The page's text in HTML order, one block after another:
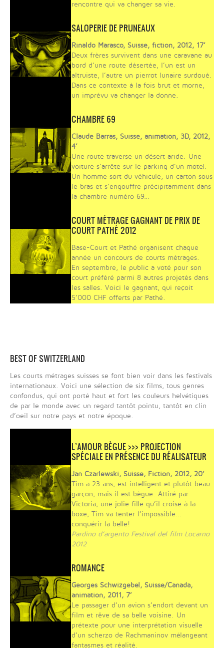
rencontre qui va changer sa vie.
SALOPERIE DE PRUNEAUX
Rinaldo Marasco, Suisse, fiction, 2012, 17’
Deux frères survivent dans une caravane au
bord d’une route désertée, l’un est un
altruiste, l’autre un pierrot lunaire surdoué.
Dans ce contexte à la fois brut et morne,
un imprévu va changer la donne.
CHAMBRE 69
Claude Barras, Suisse, animation, 3D, 2012,
4’
Une route traverse un désert aride. Une
voiture s’arrête sur le parking d’un motel.
Un homme sort du véhicule, un carton sous
le bras et s’engouffre précipitamment dans
la chambre numéro 69…
COURT MÉTRAGE GAGNANT DE PRIX DE
COURT PATHÉ 2012
Base-Court et Pathé organisent chaque
année un concours de courts métrages.
En septembre, le public a voté pour son
court préféré parmi 8 autres projetés dans
les salles. Voici le gagnant, qui reçoit
5’000 CHF offerts par Pathé.
BEST OF SWITZERLAND
Les courts métrages suisses se font bien voir dans les festivals
internationaux. Voici une sélection de six films, tous genres
confondus, qui ont porté haut et fort les couleurs helvétiques
de par le monde avec un regard tantôt pointu, tantôt en clin
d’oeil sur notre pays et notre époque.
L’AMOUR BÈGUE >>> PROJECTION
SPÉCIALE EN PRÉSENCE DU RÉALISATEUR
Jan Czarlewski, Suisse, Fiction, 2012, 20’
Tim a 23 ans, est intelligent et plutôt beau
garçon, mais il est bègue. Attiré par
Victoria, une jolie fille qu’il croise à la
boxe, Tim va tenter l’impossible...
conquérir la belle!
Pardino d’argento Festival del film Locarno
2012
ROMANCE
Georges Schwizgebel, Suisse/Canada,
animation, 2011, 7’
Le passager d’un avion s’endort devant un
film et rêve de sa belle voisine. Un
prétexte pour une interprétation visuelle
d’un scherzo de Rachmaninov mélangeant
fantasmes et réalité.